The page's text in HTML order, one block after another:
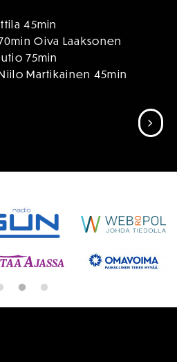
45min
Oiva Laaksonen
75min
Martikainen 45min